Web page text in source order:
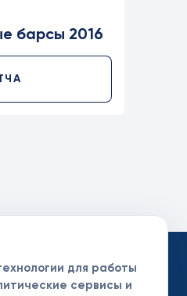
барсы 2016
для работы
сервисы и